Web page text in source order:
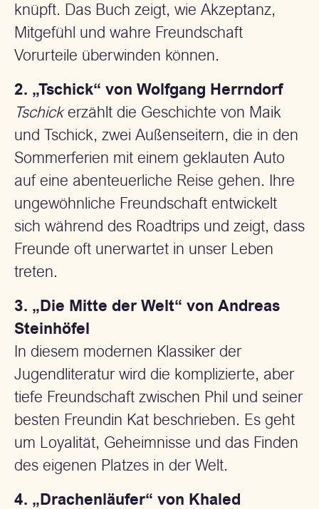
knüpft. Das Buch zeigt, wie Akzeptanz,
Mitgefühl und wahre Freundschaft
Vorurteile überwinden können.
2. „Tschick“ von Wolfgang Herrndorf
Tschickerzählt die Geschichte von Maik
und Tschick, zwei Außenseitern, die in den
Sommerferien mit einem geklauten Auto
auf eine abenteuerliche Reise gehen. Ihre
ungewöhnliche Freundschaft entwickelt
sich während des Roadtrips und zeigt, dass
Freunde oft unerwartet in unser Leben
treten.
3. „Die Mitte der Welt“ von Andreas
Steinhöfel
In diesem modernen Klassiker der
Jugendliteratur wird die komplizierte, aber
tiefe Freundschaft zwischen Phil und seiner
besten Freundin Kat beschrieben. Es geht
um Loyalität, Geheimnisse und das Finden
des eigenen Platzes in der Welt.
4. „Drachenläufer“ von Khaled